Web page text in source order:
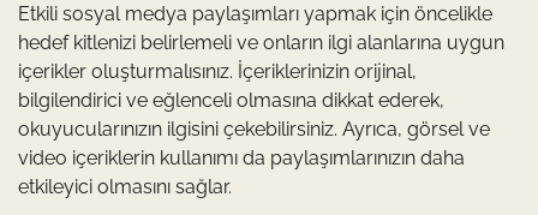
Etkili sosyal medya paylaşımları yapmak için öncelikle
hedef kitlenizi belirlemeli ve onların ilgi alanlarına uygun
içerikler oluşturmalısınız. İçeriklerinizin orijinal,
bilgilendirici ve eğlenceli olmasına dikkat ederek,
okuyucularınızın ilgisini çekebilirsiniz. Ayrıca, görsel ve
video içeriklerin kullanımı da paylaşımlarınızın daha
etkileyici olmasını sağlar.